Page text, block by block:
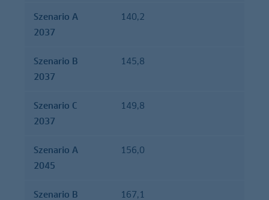
Szenario A
2037
140,2
Szenario B
2037
145,8
Szenario C
2037
149,8
Szenario A
2045
156,0
Szenario B
167,1